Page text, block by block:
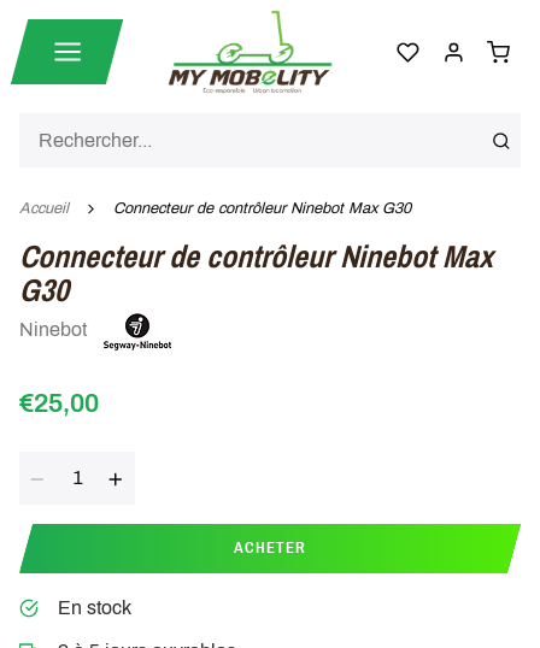
Accueil Connecteur de contrôleur Ninebot Max G30
Connecteur de contrôleur Ninebot Max
G30
Ninebot
€25,00
ACHETER
En stock